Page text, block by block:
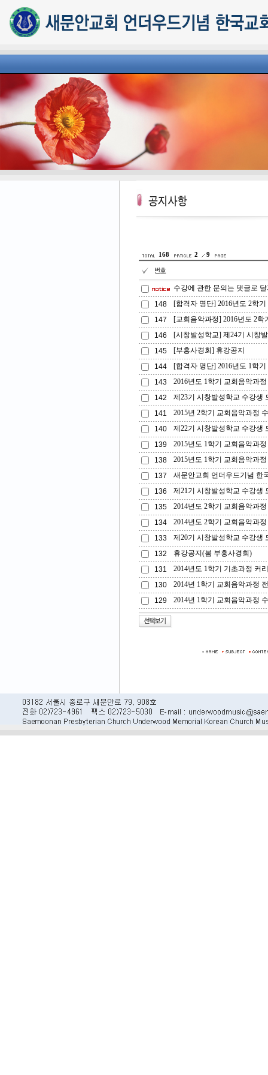
168 2 9
수강에 관한 문의는 댓글로
148
[합격자 명단] 2016년도 2학
147
[교회음악과정] 2016년도 2
146
[시창발성학교] 제24기 시창
145
[부흥사경회] 휴강공지
144
[합격자 명단] 2016년도 1학
143
2016년도 1학기 교회음악과
142
제23기 시창발성학교 수강생
141
2015년 2학기 교회음악과정
140
제22기 시창발성학교 수강생
139
2015년도 1학기 교회음악과
138
2015년도 1학기 교회음악과
137
새문안교회 언더우드기념 한
136
제21기 시창발성학교 수강생
135
2014년도 2학기 교회음악과
134
2014년도 2학기 교회음악과
133
제20기 시창발성학교 수강생
132
휴강공지(봄 부흥사경회)
131
2014년도 1학기 기초과정 커
130
2014년 1학기 교회음악과정
129
2014년 1학기 교회음악과정